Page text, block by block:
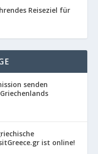
Reiseziel für
senden
ist online!